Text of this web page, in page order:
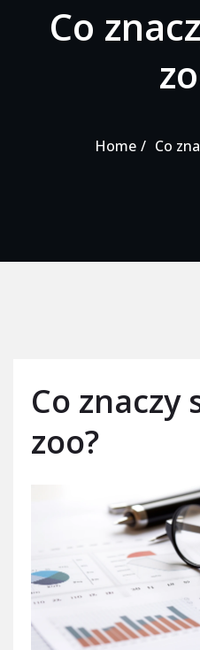
Co
Home Co
Co znaczy
zoo?